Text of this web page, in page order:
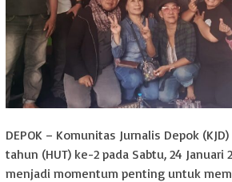
DEPOK – Komunitas Jurnalis Depok
tahun (HUT) ke-2 pada Sabtu, 24 Januari
menjadi momentum penting untuk